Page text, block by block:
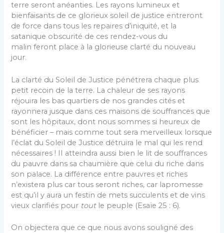
terre seront anéanties. Les rayons lumineux et
bienfaisants de ce glorieux soleil de justice entreront
de force dans tous les repaires d’iniquité, et la
satanique obscurité de ces rendez-vous du
malin feront place à la glorieuse clarté du nouveau
jour.
La clarté du Soleil de Justice pénétrera chaque plus
petit recoin de la terre. La chaleur de ses rayons
réjouira les bas quartiers de nos grandes cités et
rayonnera jusque dans ces maisons de souffrances que
sont les hôpitaux, dont nous sommes si heureux de
bénéficier – mais comme tout sera merveilleux lorsque
l’éclat du Soleil de Justice détruira le mal qui les rend
nécessaires ! II atteindra aussi bien le lit de souffrances
du pauvre dans sa chaumière que celui du riche dans
son palace. La différence entre pauvres et riches
n’existera plus car tous seront riches, car lapromesse
est qu’il y aura un festin de mets succulents et de vins
vieux clarifiés pour toutle peuple (Esaïe 25 : 6).
On objectera que ce que nous avons souligné des